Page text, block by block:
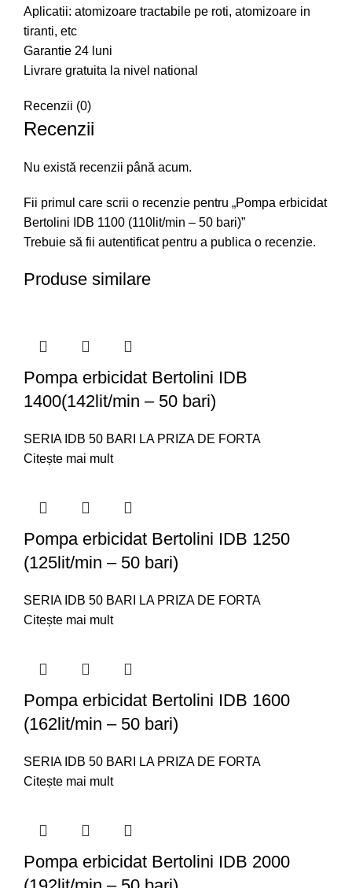
Aplicatii: atomizoare tractabile pe roti, atomizoare in
tiranti, etc
Garantie 24 luni
Livrare gratuita la nivel national
Recenzii (0)
Recenzii
Nu există recenzii până acum.
Fii primul care scrii o recenzie pentru „Pompa erbicidat
Bertolini IDB 1100 (110lit/min – 50 bari)”
Trebuie să fii autentificatpentru a publica o recenzie.
Produse similare
Pompa erbicidat Bertolini IDB
1400(142lit/min – 50 bari)
SERIA IDB 50 BARI LA PRIZA DE FORTA
Citește mai mult
Pompa erbicidat Bertolini IDB 1250
(125lit/min – 50 bari)
SERIA IDB 50 BARI LA PRIZA DE FORTA
Citește mai mult
Pompa erbicidat Bertolini IDB 1600
(162lit/min – 50 bari)
SERIA IDB 50 BARI LA PRIZA DE FORTA
Citește mai mult
Pompa erbicidat Bertolini IDB 2000